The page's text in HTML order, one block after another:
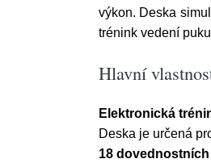
výkon. Deska
trénink vedení
Hlavní
Elektronická
Deska je určená
18